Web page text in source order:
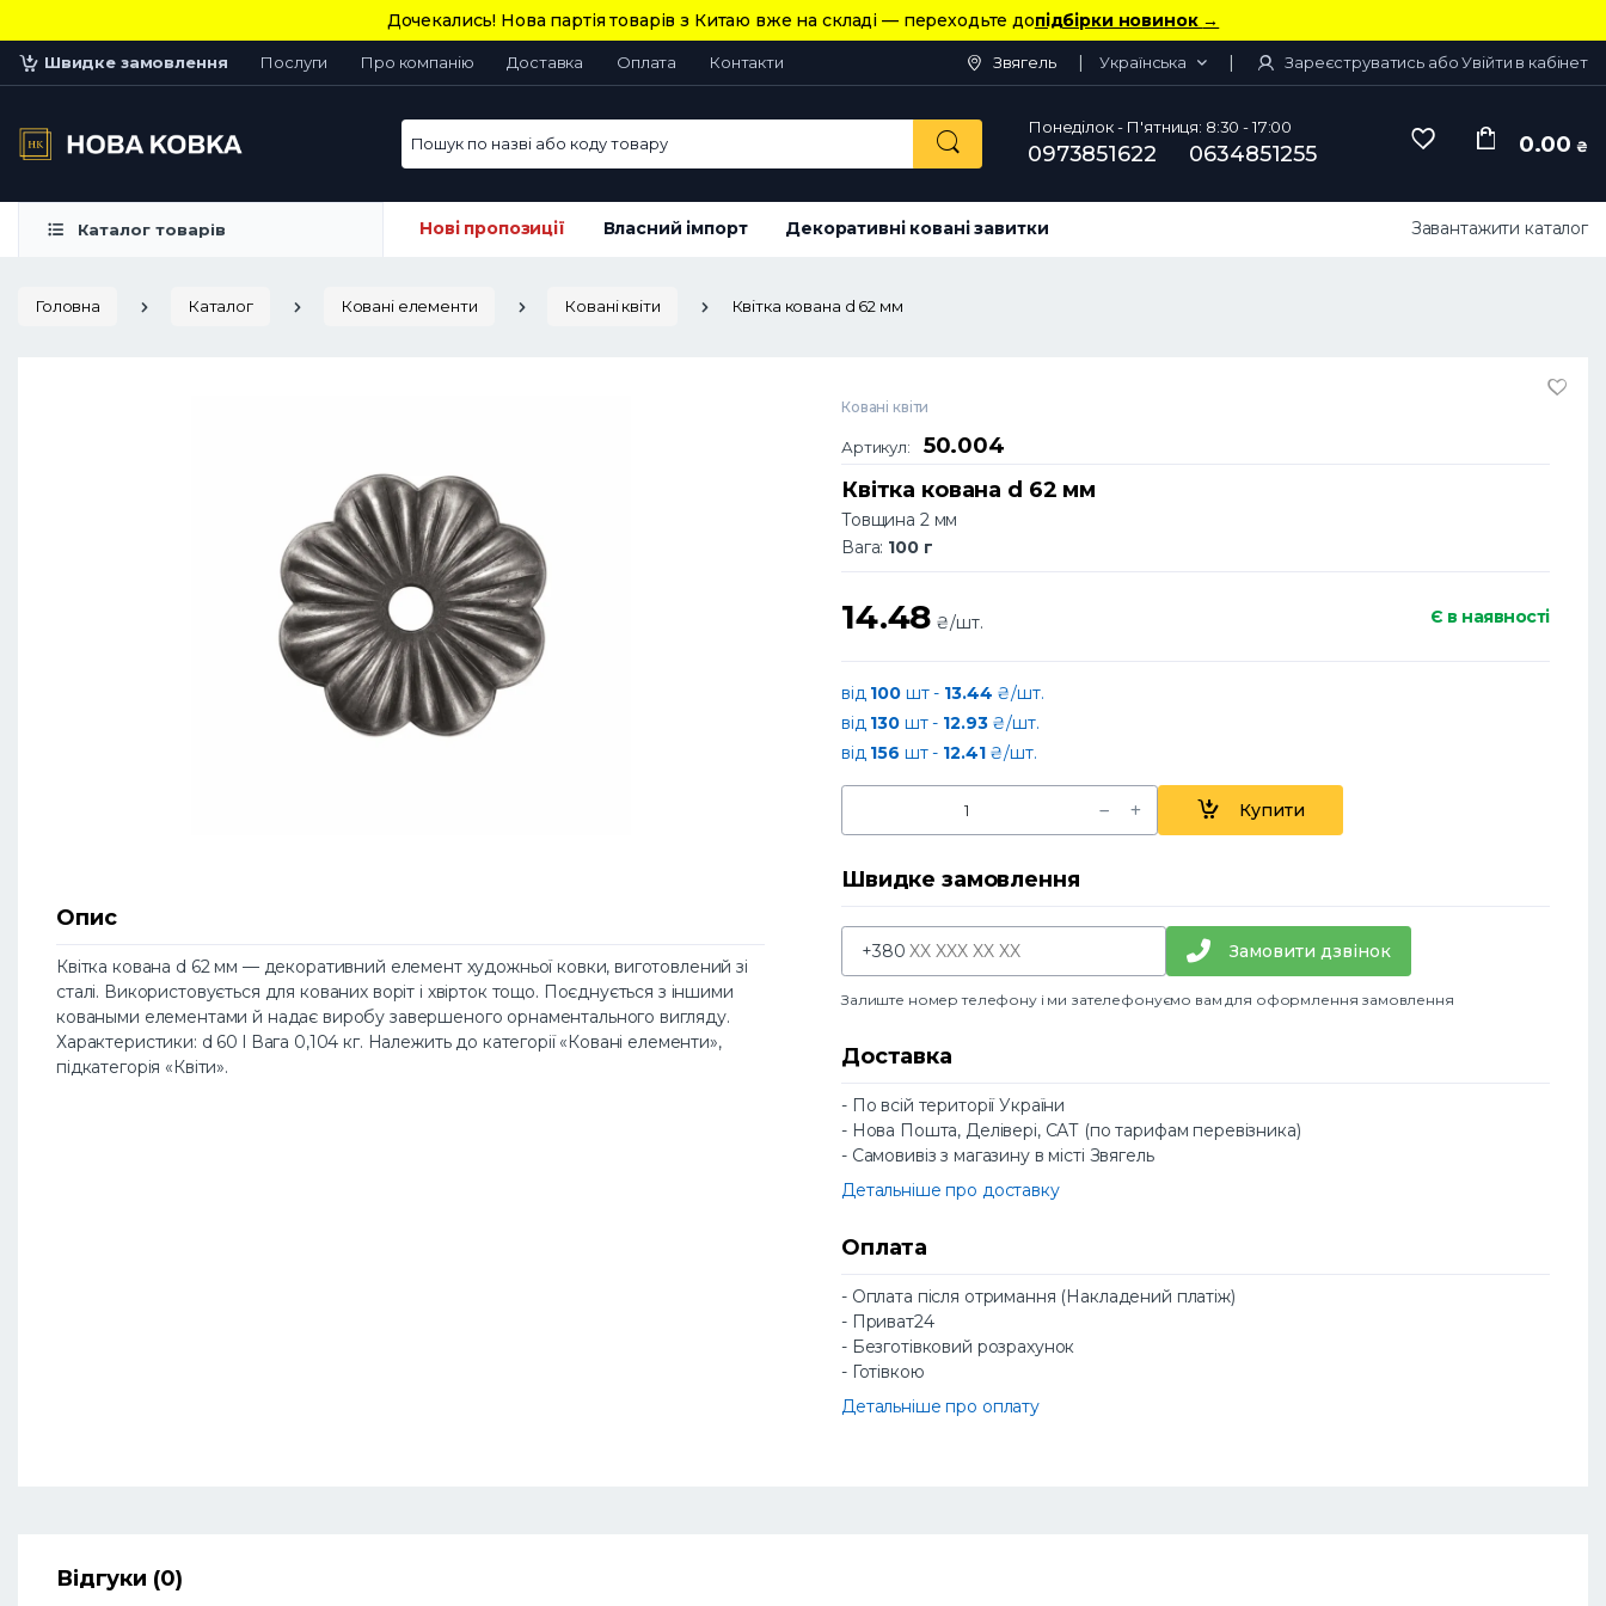
Дочекались! Нова партія товарів з Китаю вже на складі — переходьте допідбірки новинок →
Швидке замовлення Послуги Про компанію Доставка Оплата Контакти Звягель Українська Зареєструватись або Увійти в кабінет
Пошук по назві або коду товару Понеділок - П'ятниця: 8:30 - 17:00
0973851622 0634851255 0.00 ₴
Каталог товарів Нові пропозиції Власний імпорт Декоративні ковані завитки Завантажити каталог
Головна Каталог Ковані елементи Ковані квіти Квітка кована d 62 мм
Опис
Квітка кована d 62 мм — декоративний елемент художньої ковки, виготовлений зі
сталі. Використовується для кованих воріт і хвірток тощо. Поєднується з іншими
коваными елементами й надає виробу завершеного орнаментального вигляду.
Характеристики: d 60 l Вага 0,104 кг. Належить до категорії «Ковані елементи»,
підкатегорія «Квіти».
Ковані квіти
Артикул:
50.004
Квітка кована d 62 мм
Товщина 2 мм
Вага: 100 г
14.48 ₴/шт. Є в наявності
від 100 шт - 13.44 ₴/шт.
від 130 шт - 12.93₴/шт.
від 156 шт - 12.41₴/шт.
Купити
Швидке замовлення
+380 Замовити дзвінок
Залиште номер телефону і ми зателефонуємо вам для оформлення замовлення
Доставка
- По всій території України
- Нова Пошта, Делівері, САТ (по тарифам перевізника)
- Самовивіз з магазину в місті Звягель
Детальніше про доставку
Оплата
- Оплата після отримання (Накладений платіж)
- Приват24
- Безготівковий розрахунок
- Готівкою
Детальніше про оплату
Відгуки (0)